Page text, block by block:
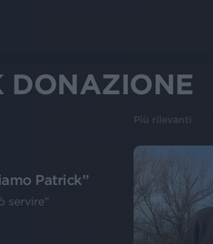
DONAZIONE
Più rilevanti
Patrick”
servire”